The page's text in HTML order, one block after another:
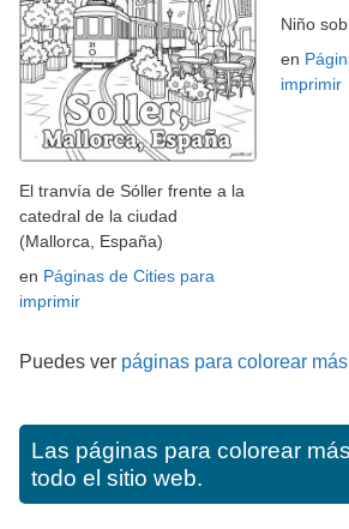
El tranvía de Sóller frente a la
catedral de la ciudad
(Mallorca, España)
en Páginas de Cities para
imprimir
Niño
en
imprimir
Puedes ver páginas para colorear
Las páginas para colorear
todo el sitio web.